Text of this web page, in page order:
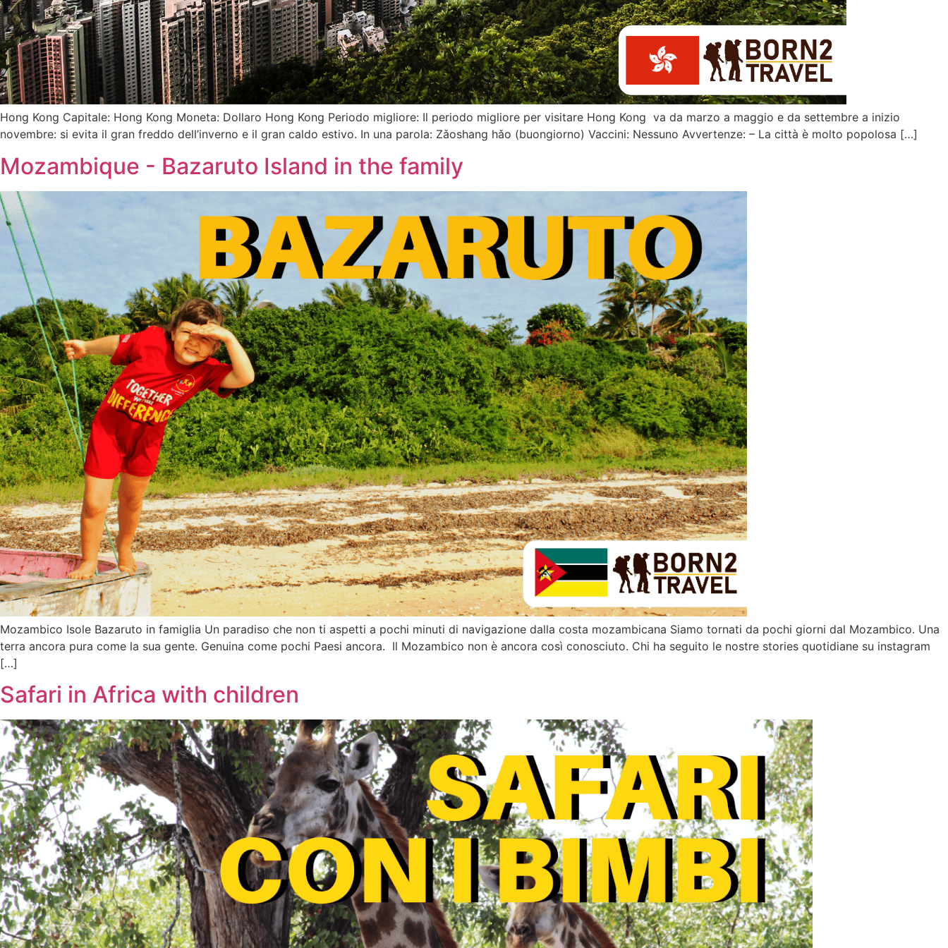
Hong Kong Capitale: Hong Kong Moneta: Dollaro Hong Kong Periodo migliore: Il periodo migliore per visitare Hong Kong va da marzo a maggio e da settembre a inizio
novembre: si evita il gran freddo dell’inverno e il gran caldo estivo. In una parola: Zǎoshang hǎo (buongiorno) Vaccini: Nessuno Avvertenze: – La città è molto popolosa […]
Mozambique - Bazaruto Island in the family
Mozambico Isole Bazaruto in famiglia Un paradiso che non ti aspetti a pochi minuti di navigazione dalla costa mozambicana Siamo tornati da pochi giorni dal Mozambico. Una
terra ancora pura come la sua gente. Genuina come pochi Paesi ancora. Il Mozambico non è ancora così conosciuto. Chi ha seguito le nostre stories quotidiane su instagram
[…]
Safari in Africa with children